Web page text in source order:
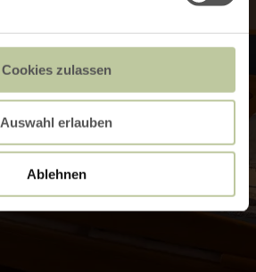
Cookies zulassen
Auswahl erlauben
Ablehnen